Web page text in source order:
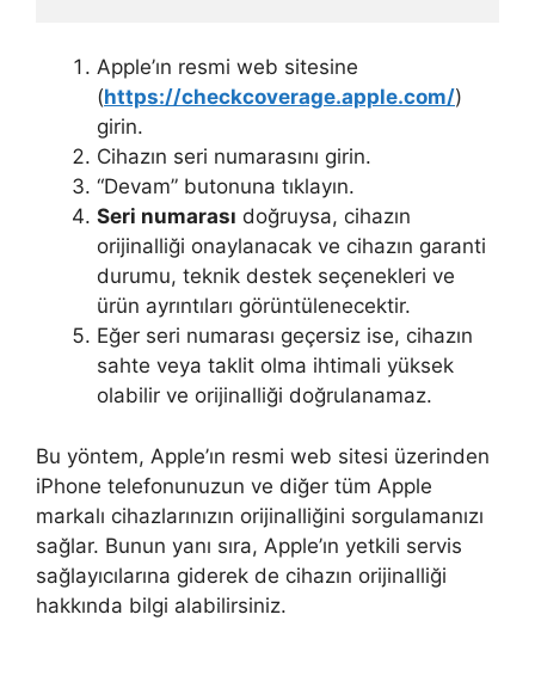
Apple’ın resmi web sitesine
(https://checkcoverage.apple.com/)
girin.
Cihazın seri numarasını girin.
“Devam” butonuna tıklayın.
Seri numarası doğruysa, cihazın
orijinalliği onaylanacak ve cihazın garanti
durumu, teknik destek seçenekleri ve
ürün ayrıntıları görüntülenecektir.
Eğer seri numarası geçersiz ise, cihazın
sahte veya taklit olma ihtimali yüksek
olabilir ve orijinalliği doğrulanamaz.
Bu yöntem, Apple’ın resmi web sitesi üzerinden
iPhone telefonunuzun ve diğer tüm Apple
markalı cihazlarınızın orijinalliğini sorgulamanızı
sağlar. Bunun yanı sıra, Apple’ın yetkili servis
sağlayıcılarına giderek de cihazın orijinalliği
hakkında bilgi alabilirsiniz.